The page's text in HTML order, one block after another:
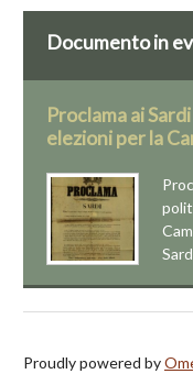
Documento in
Proclama ai
elezioni per la
Proudly powered by